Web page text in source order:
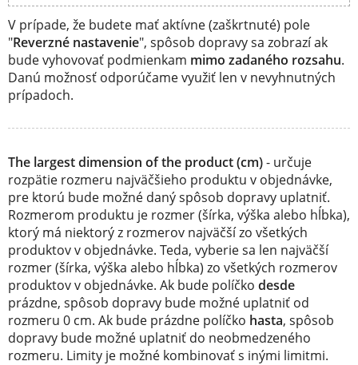
V prípade, že budete mať aktívne (zaškrtnuté) pole
"Reverzné nastavenie", spôsob dopravy sa zobrazí ak
bude vyhovovať podmienkam mimo zadaného rozsahu.
Danú možnosť odporúčame využiť len v nevyhnutných
prípadoch.
The largest dimension of the product (cm)- určuje
rozpätie rozmeru najväčšieho produktu v objednávke,
pre ktorú bude možné daný spôsob dopravy uplatniť.
Rozmerom produktu je rozmer (šírka, výška alebo hĺbka),
ktorý má niektorý z rozmerov najväčší zo všetkých
produktov v objednávke. Teda, vyberie sa len najväčší
rozmer (šírka, výška alebo hĺbka) zo všetkých rozmerov
produktov v objednávke. Ak bude políčko desde
prázdne, spôsob dopravy bude možné uplatniť od
rozmeru 0 cm. Ak bude prázdne políčko hasta, spôsob
dopravy bude možné uplatniť do neobmedzeného
rozmeru. Limity je možné kombinovať s inými limitmi.